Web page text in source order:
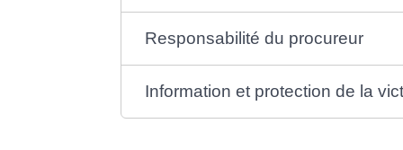
Responsabilité du procureur
Information et protection de la